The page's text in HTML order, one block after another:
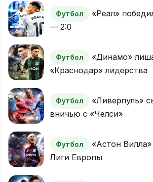
Футбол
«Реал»
— 2:0
Футбол
«Динамо»
«Краснодар» лидерства
Футбол
«Ливерпуль»
вничью с «Челси»
Футбол
«Астон
Лиги Европы